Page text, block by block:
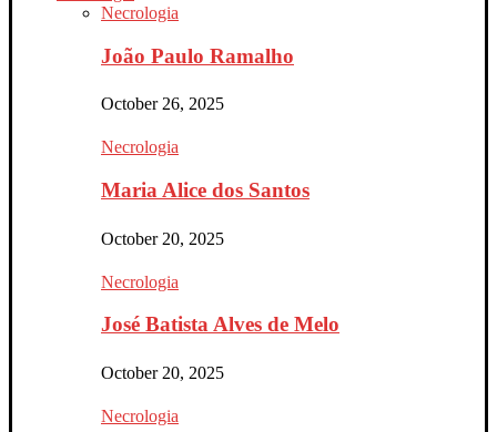
Necrologia
João Paulo Ramalho
October 26, 2025
Necrologia
Maria Alice dos Santos
October 20, 2025
Necrologia
José Batista Alves de Melo
October 20, 2025
Necrologia